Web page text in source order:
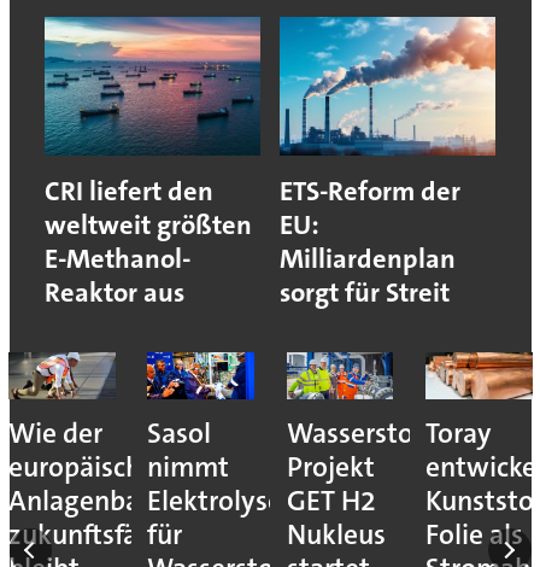
CRI liefert den
weltweit größten
E-Methanol-
Reaktor aus
ETS-Reform der
EU:
Milliardenplan
sorgt für Streit
Wie der
europäische
Anlagenbau
zukunftsfähig
Sasol
nimmt
Elektrolyseur
für
Wasserstoff-
Projekt
GET H2
Nukleus
Toray
Folie als